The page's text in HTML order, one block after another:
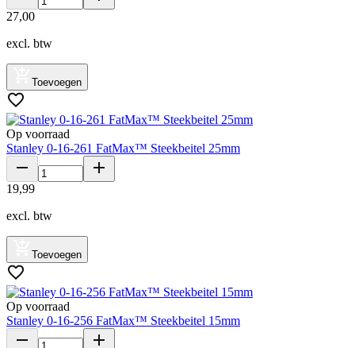
27,00
excl. btw
Toevoegen
Op voorraad
Stanley 0-16-261 FatMax™ Steekbeitel 25mm
19,99
excl. btw
Toevoegen
Op voorraad
Stanley 0-16-256 FatMax™ Steekbeitel 15mm